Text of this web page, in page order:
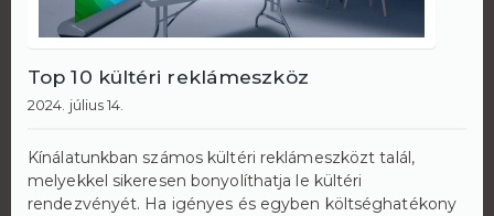
Top 10 kültéri reklámeszköz
2024. július 14.
Kínálatunkban számos kültéri reklámeszközt talál,
melyekkel sikeresen bonyolíthatja le kültéri
rendezvényét. Ha igényes és egyben költséghatékony